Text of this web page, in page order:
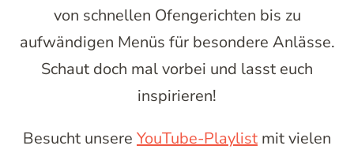
von schnellen Ofengerichten bis zu
aufwändigen Menüs für besondere Anlässe.
Schaut doch mal vorbei und lasst euch
inspirieren!
Besucht unsere YouTube-Playlist mit vielen